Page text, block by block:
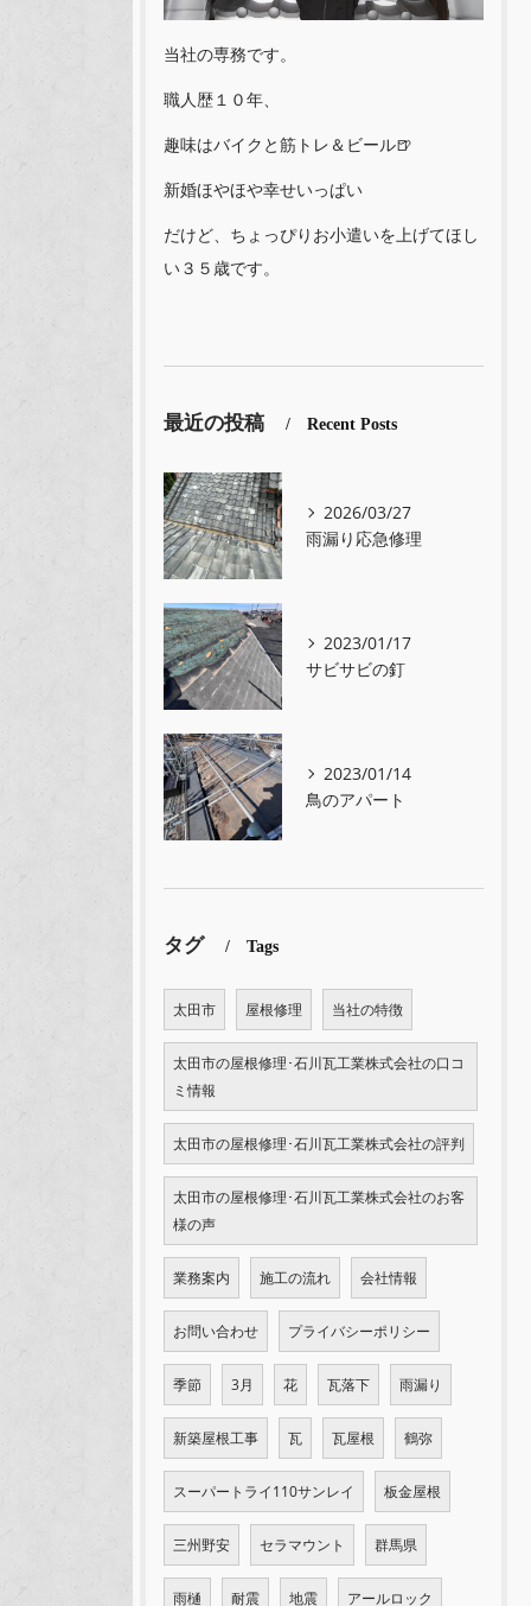
当社の専務です。
職人歴１０年、
趣味はバイクと筋トレ＆ビール🍺
新婚ほやほや幸せいっぱい
だけど、ちょっぴりお小遣いを上げてほし
い３５歳です。
最近の投稿 Recent Posts
2026/03/27
雨漏り応急修理
2023/01/17
サビサビの釘
2023/01/14
鳥のアパート
タグ Tags
太田市 屋根修理 当社の特徴
太田市の屋根修理･石川瓦工業株式会社の口コ
ミ情報
太田市の屋根修理･石川瓦工業株式会社の評判
太田市の屋根修理･石川瓦工業株式会社のお客
様の声
業務案内 施工の流れ 会社情報
お問い合わせ プライバシーポリシー
季節 3月 花 瓦落下 雨漏り
新築屋根工事 瓦 瓦屋根 鶴弥
スーパートライ110サンレイ 板金屋根
三州野安 セラマウント 群馬県
雨樋 耐震 地震 アールロック